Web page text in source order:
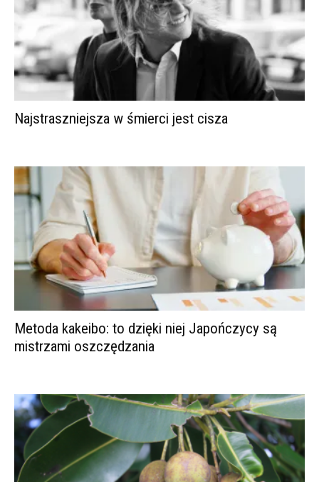
Najstraszniejsza w śmierci jest cisza
Metoda kakeibo: to dzięki niej Japończycy są
mistrzami oszczędzania